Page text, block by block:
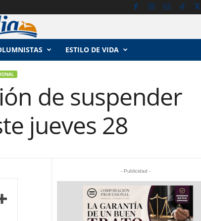
ESTILO DE VIDA
de suspender
jueves 28
- Publicidad -